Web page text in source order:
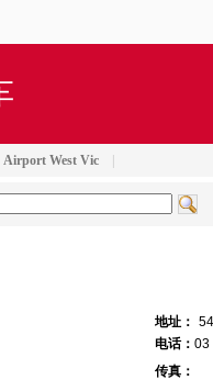
Airport West Vic
地址：
电话： 03
传真：